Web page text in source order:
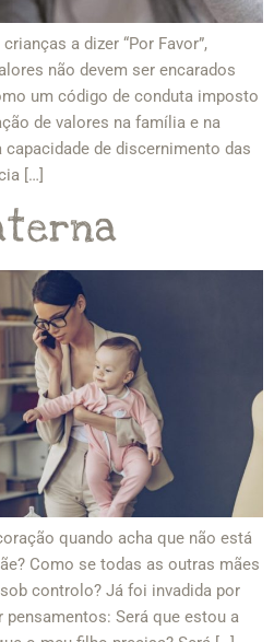
a dizer “Por Favor”,
não devem ser encarados
um código de conduta imposto
de valores na família e na
de discernimento das
[…]
quando acha que não está
Como se todas as outras mães
controlo? Já foi invadida por
pensamentos: Será que estou a